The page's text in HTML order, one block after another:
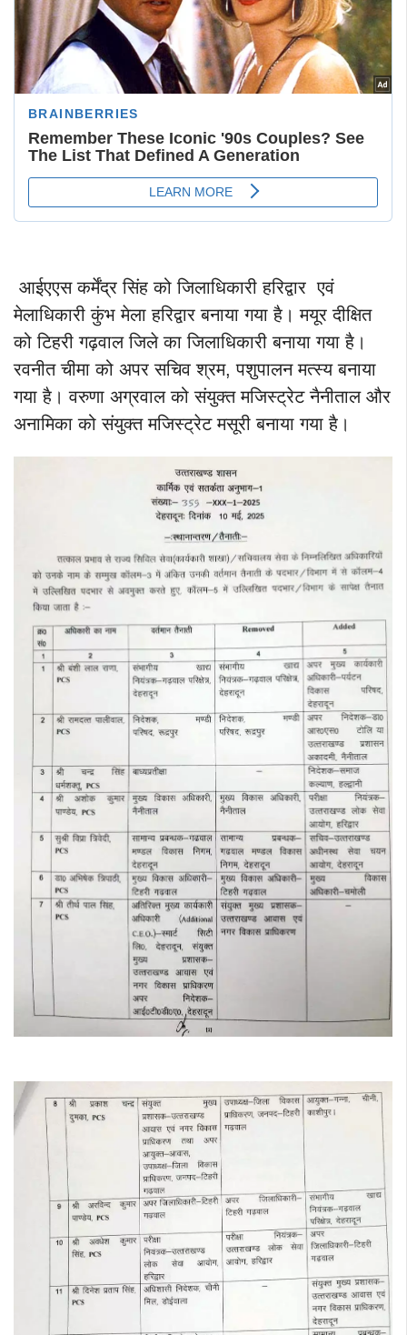
आईएएस कर्मेंद्र सिंह को जिलाधिकारी हरिद्वार एवं
मेलाधिकारी कुंभ मेला हरिद्वार बनाया गया है। मयूर दीक्षित
को टिहरी गढ़वाल जिले का जिलाधिकारी बनाया गया है।
रवनीत चीमा को अपर सचिव श्रम, पशुपालन मत्स्य बनाया
गया है। वरुणा अग्रवाल को संयुक्त मजिस्ट्रेट नैनीताल और
अनामिका को संयुक्त मजिस्ट्रेट मसूरी बनाया गया है।